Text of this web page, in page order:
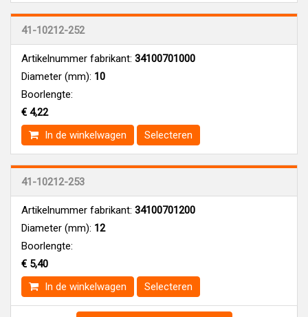
41-10212-252
Artikelnummer fabrikant: 34100701000
Diameter (mm): 10
Boorlengte:
€ 4,22
In de winkelwagen
Selecteren
41-10212-253
Artikelnummer fabrikant: 34100701200
Diameter (mm): 12
Boorlengte:
€ 5,40
In de winkelwagen
Selecteren